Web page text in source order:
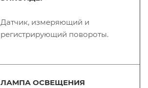
Датчик, измеряющий и
регистрирующий повороты.
ЛАМПА ОСВЕЩЕНИЯ